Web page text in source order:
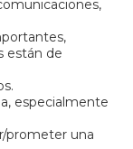
están de
especialmente
prometer una